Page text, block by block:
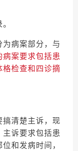
为病案部分，与
病案要求包括患
检查和四诊摘
搞清楚主诉，现
诉要求包括患
和发病时间，